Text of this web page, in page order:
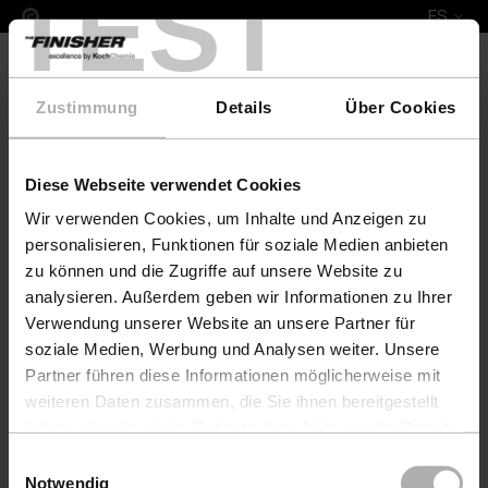
TEST
Zustimmung Details Über Cookies
Diese Webseite verwendet Cookies
Wir verwenden Cookies, um Inhalte und Anzeigen zu
personalisieren, Funktionen für soziale Medien anbieten
zu können und die Zugriffe auf unsere Website zu
analysieren. Außerdem geben wir Informationen zu Ihrer
Verwendung unserer Website an unsere Partner für
soziale Medien, Werbung und Analysen weiter. Unsere
Partner führen diese Informationen möglicherweise mit
weiteren Daten zusammen, die Sie ihnen bereitgestellt
Einstellungen zu den Cookies finden Sie unter
Notwendig
ES
Leather Fresh Set XL Bali